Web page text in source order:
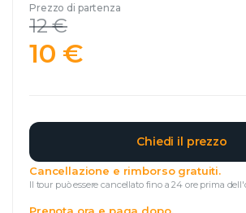
Prezzo di partenza
12 €
10 €
Chiedi il prezzo
Cancellazione e rimborso gratuiti.
Il tour può essere cancellato fino a 24 ore prima
Prenota ora e paga dopo.